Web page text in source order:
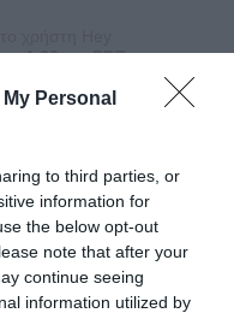
Personal
to third parties, or
information for
the below opt-out
note that after your
continue seeing
information utilized by
4:22 πμ PDT
φραγκολεβαντίνικη
αυτό κατά το οποίο
στον Φράγκο
να υπογράφεται